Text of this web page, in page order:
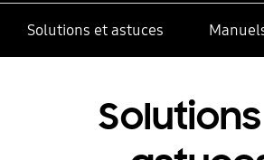
Solutions et astuces